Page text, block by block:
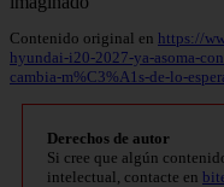
Contenido original en https://
hyundai-i20-2027-ya-asoma-
cambia-m%C3%A1s-de-lo-
Derechos de autor
Si cree que algún
intelectual, contacte en